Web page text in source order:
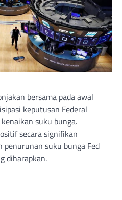
bersama pada awal
keputusan Federal
suku bunga.
secara signifikan
penurunan suku bunga Fed
diharapkan.